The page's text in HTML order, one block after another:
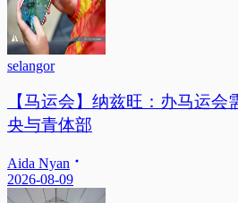
selangor
【马运会】纳兹旺：办马运
央与青体部
Aida Nyan
2026-08-09